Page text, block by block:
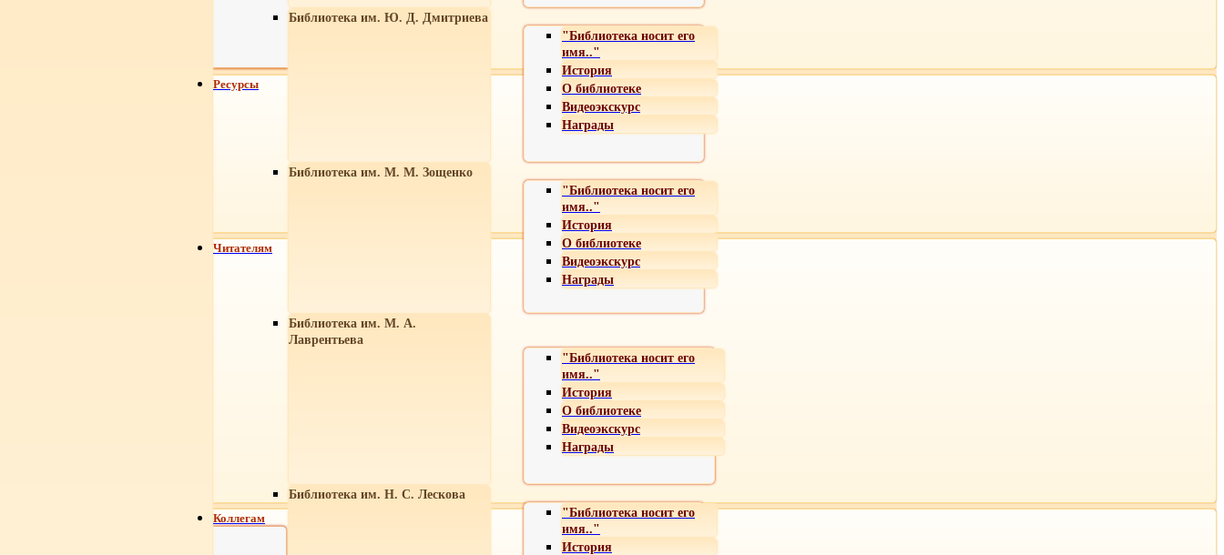
Библиотека им. Ю. Д. Дмитриева
"Библиотека носит его
имя.."
История
О библиотеке
Видеоэкскурс
Награды
Библиотека им. М. М. Зощенко
"Библиотека носит его
имя.."
История
О библиотеке
Видеоэкскурс
Награды
Библиотека им. М. А.
Лаврентьева
"Библиотека носит его
имя.."
История
О библиотеке
Видеоэкскурс
Награды
Библиотека им. Н. С. Лескова
"Библиотека носит его
имя.."
История
Ресурсы
Читателям
Коллегам